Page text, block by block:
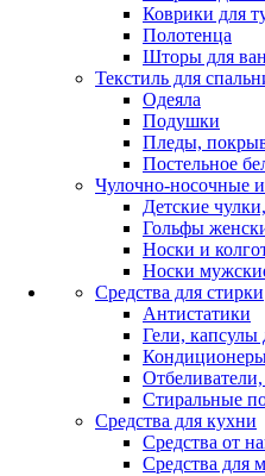
Коврики для
Полотенца
Шторы для
Текстиль для
Одеяла
Подушки
Пледы,
Постельное
Чулочно-носочные
Детские
Гольфы
Носки и
Носки
Средства для стирки
Антистатики
Гели, капсулы
Стиральные
Средства для кухни
Средства от
Средства для